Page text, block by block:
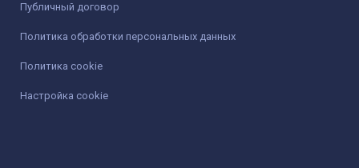
Публичный договор
Политика обработки персональных данных
Политика cookie
Настройка cookie